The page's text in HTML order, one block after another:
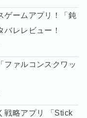
ゲームアプリ！「鈍
レレビュー！
ファルコンスクワッ
戦略アプリ 「Stick